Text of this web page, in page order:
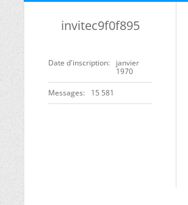
invitec9f0f895
Date d'inscription
janvier
1970
Messages 15 581